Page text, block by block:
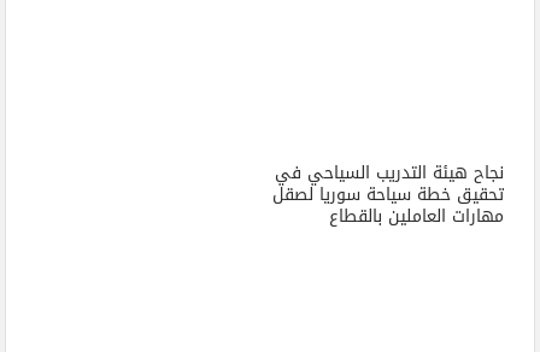
نجاح هيئة التدريب السياحي في
تحقيق خطة سياحة سوريا لصقل
مهارات العاملين بالقطاع